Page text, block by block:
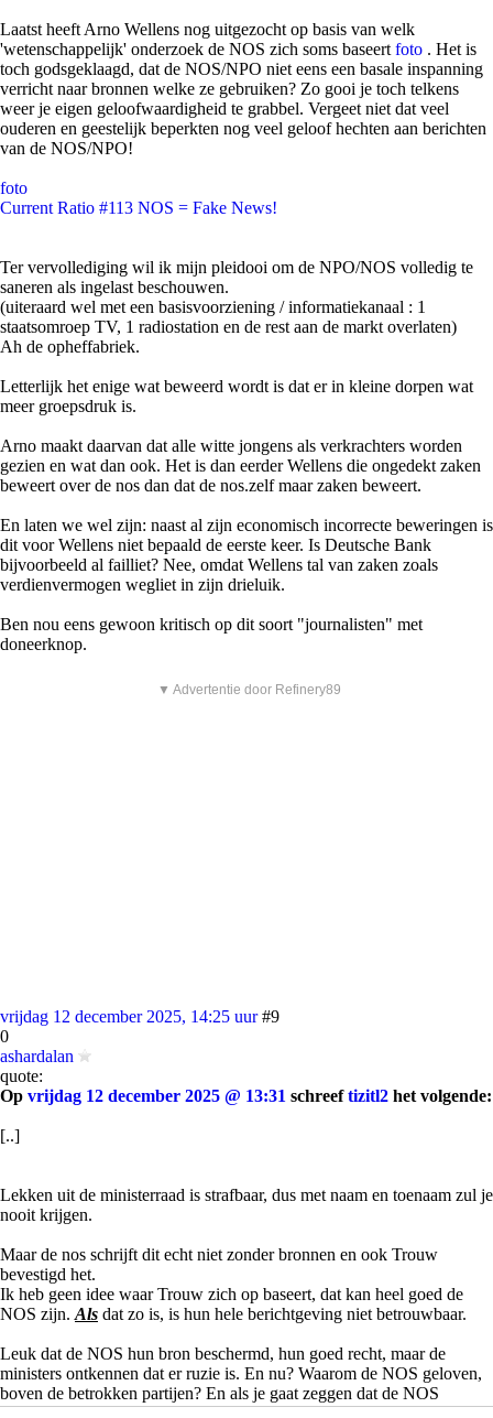
Laatst heeft Arno Wellens nog uitgezocht op basis van welk
'wetenschappelijk' onderzoek de NOS zich soms baseert foto . Het is
toch godsgeklaagd, dat de NOS/NPO niet eens een basale inspanning
verricht naar bronnen welke ze gebruiken? Zo gooi je toch telkens
weer je eigen geloofwaardigheid te grabbel. Vergeet niet dat veel
ouderen en geestelijk beperkten nog veel geloof hechten aan berichten
van de NOS/NPO!
foto
Current Ratio #113 NOS = Fake News!
Ter vervollediging wil ik mijn pleidooi om de NPO/NOS volledig te
saneren als ingelast beschouwen.
(uiteraard wel met een basisvoorziening / informatiekanaal : 1
staatsomroep TV, 1 radiostation en de rest aan de markt overlaten)
Ah de opheffabriek.
Letterlijk het enige wat beweerd wordt is dat er in kleine dorpen wat
meer groepsdruk is.
Arno maakt daarvan dat alle witte jongens als verkrachters worden
gezien en wat dan ook. Het is dan eerder Wellens die ongedekt zaken
beweert over de nos dan dat de nos.zelf maar zaken beweert.
En laten we wel zijn: naast al zijn economisch incorrecte beweringen is
dit voor Wellens niet bepaald de eerste keer. Is Deutsche Bank
bijvoorbeeld al failliet? Nee, omdat Wellens tal van zaken zoals
verdienvermogen wegliet in zijn drieluik.
Ben nou eens gewoon kritisch op dit soort "journalisten" met
doneerknop.
▼ Advertentie door Refinery89
vrijdag 12 december 2025, 14:25 uur #9
0
ashardalan
quote:
Op vrijdag 12 december 2025 @ 13:31 schreeftizitl2 het volgende:
[..]
Lekken uit de ministerraad is strafbaar, dus met naam en toenaam zul je
nooit krijgen.
Maar de nos schrijft dit echt niet zonder bronnen en ook Trouw
bevestigd het.
Ik heb geen idee waar Trouw zich op baseert, dat kan heel goed de
NOS zijn. Als dat zo is, is hun hele berichtgeving niet betrouwbaar.
Leuk dat de NOS hun bron beschermd, hun goed recht, maar de
ministers ontkennen dat er ruzie is. En nu? Waarom de NOS geloven,
boven de betrokken partijen? En als je gaat zeggen dat de NOS
objectief is, dat is domweg niet zo. Uiteraard zullen ze niet bewust